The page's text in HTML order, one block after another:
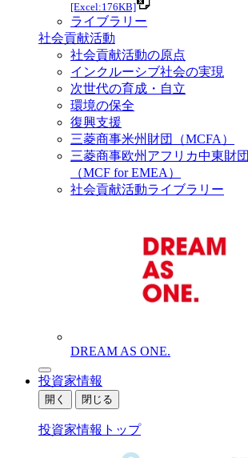
[Excel:176KB]
ライブラリー
社会貢献活動
社会貢献活動の原点
インクルーシブ社会の実現
次世代の育成・自立
環境の保全
復興支援
三菱商事米州財団（MCFA）
三菱商事欧州アフリカ中東財団
（MCF for EMEA）
社会貢献活動ライブラリー
DREAM AS ONE.
投資家情報
開く 閉じる
投資家情報トップ